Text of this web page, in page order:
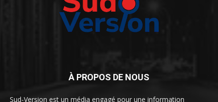
À PROPOS DE NOUS
Sud-Version est un média engagé pour une information